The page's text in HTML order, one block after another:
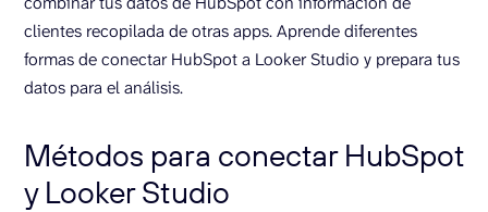
clientes recopilada de otras apps. Aprende diferentes
formas de conectar HubSpot a Looker Studio y prepara tus
datos para el análisis.
Métodos para conectar HubSpot
y Looker Studio